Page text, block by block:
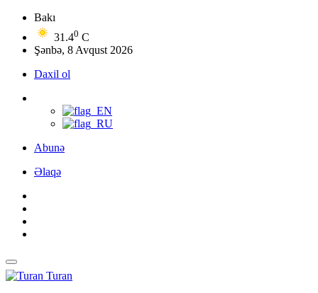
Bakı
31.40 C
Şənbə, 8 Avqust 2026
Daxil ol
Abunə
Əlaqə
Turan